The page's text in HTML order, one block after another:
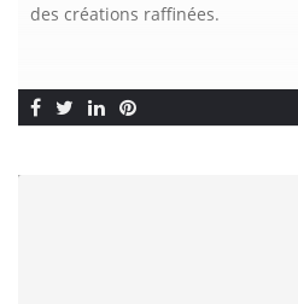
des créations raffinées.